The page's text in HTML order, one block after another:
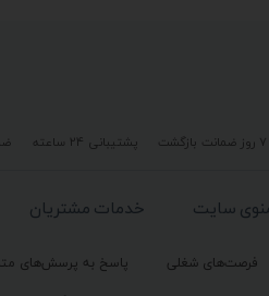
پشتیبانی ۲۴ ساعته ۷ روز ضمانت بازگشت
خدمات مشتریان
پاسخ به پرسش‌های
سایت
فرصت‌های شغلی